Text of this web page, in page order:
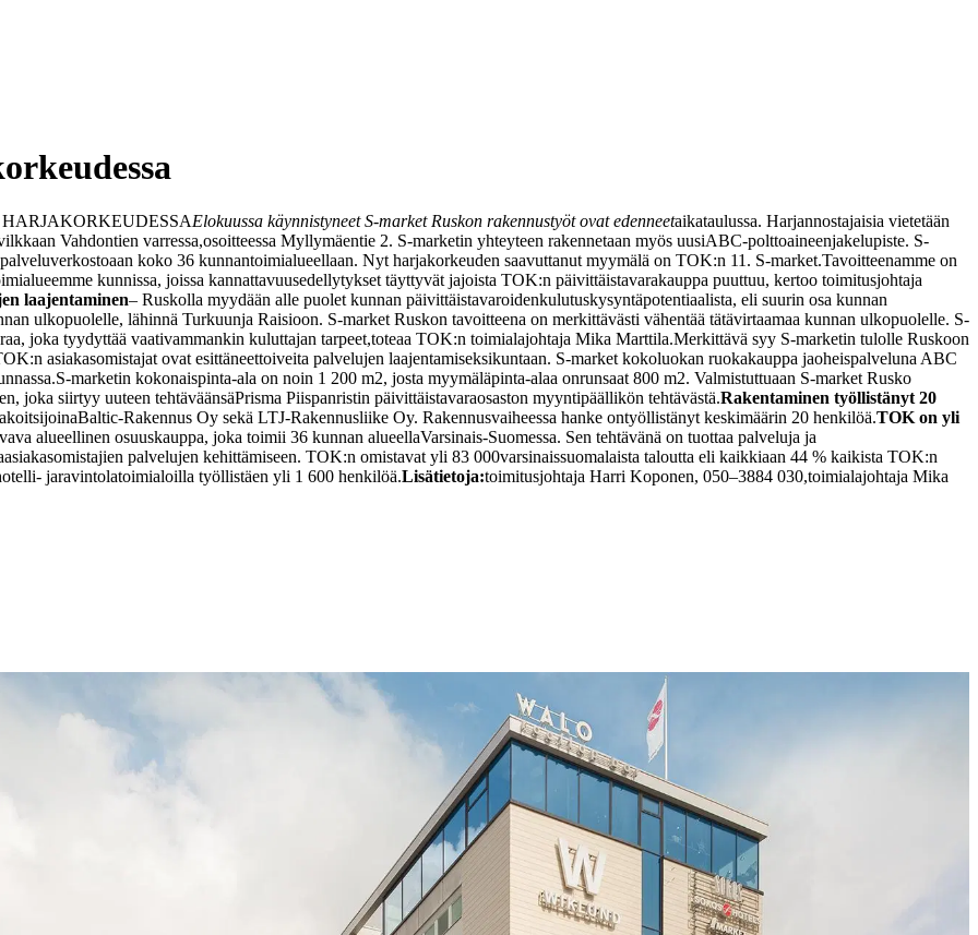
Elokuussa käynnistyneet S-market Ruskon rakennustyöt ovat edenneetaikataulussa. Harjannostajaisia vietetään
Vahdontien varressa,osoitteessa Myllymäentie 2. S-marketin yhteyteen rakennetaan myös uusiABC-polttoaineenjakelupiste. S-
koko 36 kunnantoimialueellaan. Nyt harjakorkeuden saavuttanut myymälä on TOK:n 11. S-market.Tavoitteenamme on
kunnissa, joissa kannattavuusedellytykset täyttyvät jajoista TOK:n päivittäistavarakauppa puuttuu, kertoo toimitusjohtaja
laajentaminen– Ruskolla myydään alle puolet kunnan päivittäistavaroidenkulutuskysyntäpotentiaalista, eli suurin osa kunnan
ulkopuolelle, lähinnä Turkuunja Raisioon. S-market Ruskon tavoitteena on merkittävästi vähentää tätävirtaamaa kunnan ulkopuolelle. S-
joka tyydyttää vaativammankin kuluttajan tarpeet,toteaa TOK:n toimialajohtaja Mika Marttila.Merkittävä syy S-marketin tulolle Ruskoon
asiakasomistajat ovat esittäneettoiveita palvelujen laajentamiseksikuntaan. S-market kokoluokan ruokakauppa jaoheispalveluna ABC
S-marketin kokonaispinta-ala on noin 1 200 m2, josta myymäläpinta-alaa onrunsaat 800 m2. Valmistuttuaan S-market Rusko
joka siirtyy uuteen tehtäväänsäPrisma Piispanristin päivittäistavaraosaston myyntipäällikön tehtävästä.Rakentaminen työllistänyt 20
Baltic-Rakennus Oy sekä LTJ-Rakennusliike Oy. Rakennusvaiheessa hanke ontyöllistänyt keskimäärin 20 henkilöä.TOK on yli
alueellinen osuuskauppa, joka toimii 36 kunnan alueellaVarsinais-Suomessa. Sen tehtävänä on tuottaa palveluja ja
asiakasomistajien palvelujen kehittämiseen. TOK:n omistavat yli 83 000varsinaissuomalaista taloutta eli kaikkiaan 44 % kaikista TOK:n
jaravintolatoimialoilla työllistäen yli 1 600 henkilöä.Lisätietoja:toimitusjohtaja Harri Koponen, 050–3884 030,toimialajohtaja Mika